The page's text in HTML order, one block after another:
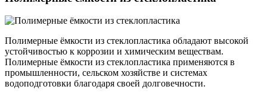
Полимерные ёмкости из стеклопластика обладают высокой
устойчивостью к коррозии и химическим веществам.
Полимерные ёмкости из стеклопластика применяются в
промышленности, сельском хозяйстве и системах
водоподготовки благодаря своей долговечности.